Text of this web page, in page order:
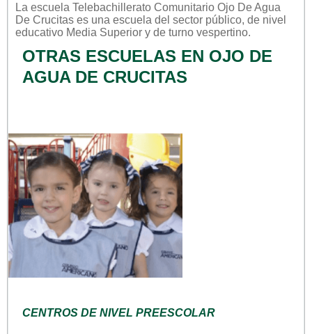
La escuela Telebachillerato Comunitario Ojo De Agua
De Crucitas es una escuela del sector público, de nivel
educativo Media Superior y de turno vespertino.
OTRAS ESCUELAS EN OJO DE
AGUA DE CRUCITAS
CENTROS DE NIVEL PREESCOLAR